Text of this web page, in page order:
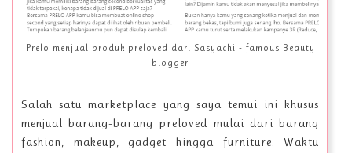
Prelo menjual produk preloved dari Sasyachi - famous Beauty
blogger
Salah satu marketplace yang saya temui ini khusus
menjual barang-barang preloved mulai dari barang
fashion, makeup, gadget hingga furniture. Waktu